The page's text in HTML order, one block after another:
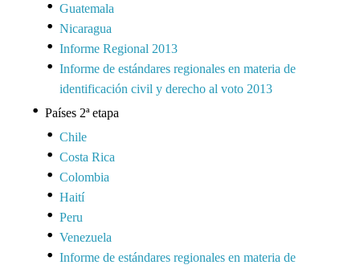
Guatemala
Nicaragua
Informe Regional 2013
Informe de estándares regionales en materia de
identificación civil y derecho al voto 2013
Países 2ª etapa
Chile
Costa Rica
Colombia
Haití
Peru
Venezuela
Informe de estándares regionales en materia de